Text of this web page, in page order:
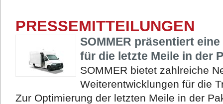
PRESSEMITTEILUNGEN
SOMMER präsentiert
für die letzte Meile in der
SOMMER bietet zahlreiche
Weiterentwicklungen für die
Zur Optimierung der letzten Meile in der